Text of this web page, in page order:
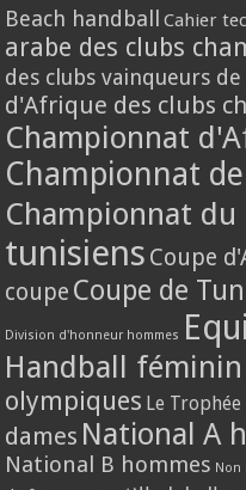
Beach handball Cahier
arabe des clubs
des clubs vainqueurs de
d'Afrique des clubs
Championnat
Championnat
Championnat du
tunisiens Coupe
coupe Coupe de
Division d'honneur hommes
Handball féminin
olympiques Le
dames National A
National B hommes Non